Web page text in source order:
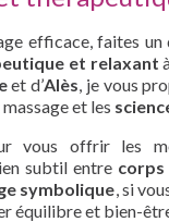
efficace, faites
et relaxant
et d’Alès, je vous
et les
vous offrir les
subtil entre
symbolique, si
équilibre et bien-